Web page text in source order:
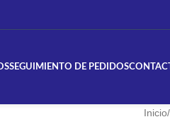
SEGUIMIENTO DE PEDIDOS
Inicio/